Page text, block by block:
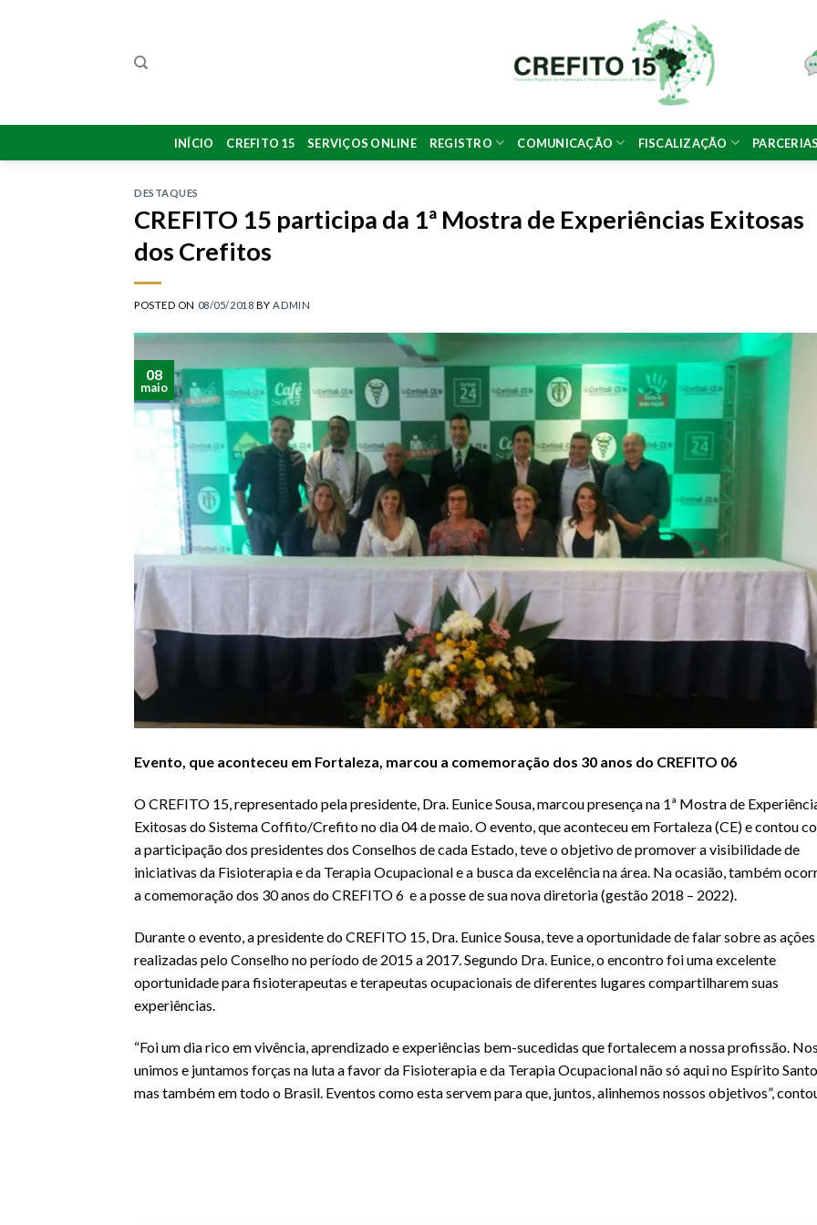
INÍCIO CREFITO 15 SERVIÇOS ONLINE REGISTRO COMUNICAÇÃO FISCALIZAÇÃO
DESTAQUES
CREFITO 15 participa da 1ª Mostra de Experiências Exitosas
dos Crefitos
POSTED ON 08/05/2018 BY ADMIN
08
maio
Evento, que aconteceu em Fortaleza, marcou a comemoração dos 30 anos do CREFITO 06
O CREFITO 15, representado pela presidente, Dra. Eunice Sousa, marcou presença na 1ª Mostra de
Exitosas do Sistema Coffito/Crefito no dia 04 de maio. O evento, que aconteceu em Fortaleza (CE) e contou
a participação dos presidentes dos Conselhos de cada Estado, teve o objetivo de promover a visibilidade de
iniciativas da Fisioterapia e da Terapia Ocupacional e a busca da excelência na área. Na ocasião, também
a comemoração dos 30 anos do CREFITO 6 e a posse de sua nova diretoria (gestão 2018 – 2022).
Durante o evento, a presidente do CREFITO 15, Dra. Eunice Sousa, teve a oportunidade de falar sobre as ações
realizadas pelo Conselho no período de 2015 a 2017. Segundo Dra. Eunice, o encontro foi uma excelente
oportunidade para fisioterapeutas e terapeutas ocupacionais de diferentes lugares compartilharem suas
experiências.
“Foi um dia rico em vivência, aprendizado e experiências bem-sucedidas que fortalecem a nossa profissão.
unimos e juntamos forças na luta a favor da Fisioterapia e da Terapia Ocupacional não só aqui no Espírito
mas também em todo o Brasil. Eventos como esta servem para que, juntos, alinhemos nossos objetivos”,